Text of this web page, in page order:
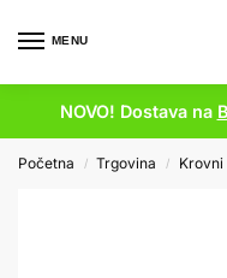
MENU
NOVO! Dostava na
Početna / Trgovina / Krovni